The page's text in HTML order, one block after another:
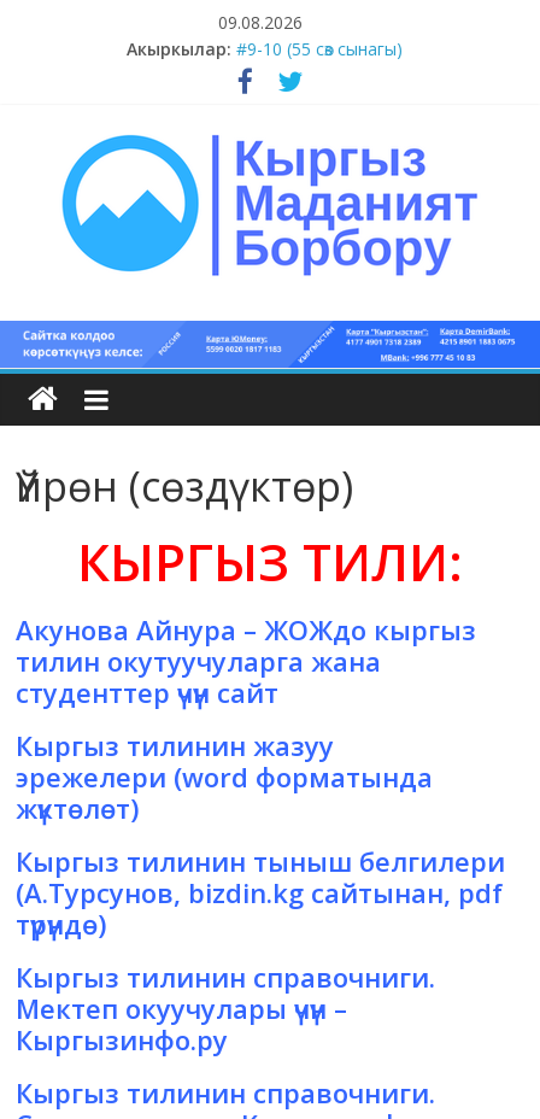
09.08.2026
Акыркылар: #11-12 (55 сөз сынагы)
#9-10 (55 сөз сынагы)
#5-8 (55 сөз сынагы)
#13-14 (55 сөз сынагы)
Кыргыз
маданият
борбору
Кыргыз
Үйрөн (сөздүктөр)
КЫРГЫЗ ТИЛИ:
Акунова Айнура – ЖОЖдо кыргыз
тилин окутуучуларга жана
студенттер үчүн сайт
Кыргыз тилинин жазуу
эрежелери (word форматында
жүктөлөт)
Кыргыз тилинин тыныш белгилери
(А.Турсунов, bizdin.kg сайтынан, pdf
түрүндө)
Кыргыз тилинин справочниги.
Мектеп окуучулары үчүн –
Кыргызинфо.ру
Кыргыз тилинин справочниги.